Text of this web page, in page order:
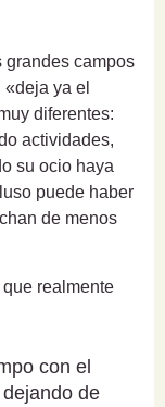
grandes campos
ya el
diferentes:
actividades,
su ocio haya
puede haber
de menos
realmente
con el
de